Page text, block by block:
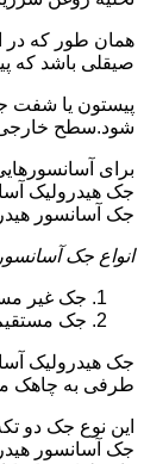
همان طور که در
صیقلی باشد که
پیستون یا شفت
شود.سطح خارجی
جک هیدرولیک
جک آسانسور
انواع جک
جک غیر
جک
جک هیدرولیک
طرفی به چاهک
این نوع جک دو
جک آسانسور